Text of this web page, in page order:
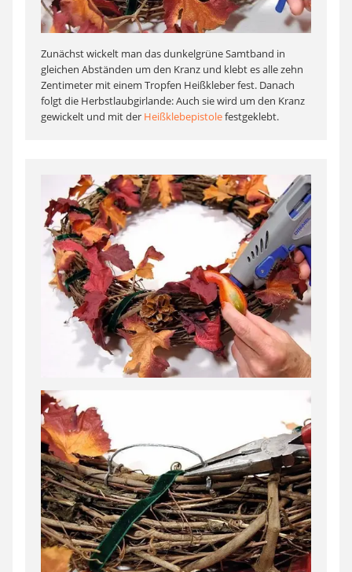
Zunächst wickelt man das dunkelgrüne Samtband in
gleichen Abständen um den Kranz und klebt es alle zehn
Zentimeter mit einem Tropfen Heißkleber fest. Danach
folgt die Herbstlaubgirlande: Auch sie wird um den Kranz
gewickelt und mit der Heißklebepistolefestgeklebt.